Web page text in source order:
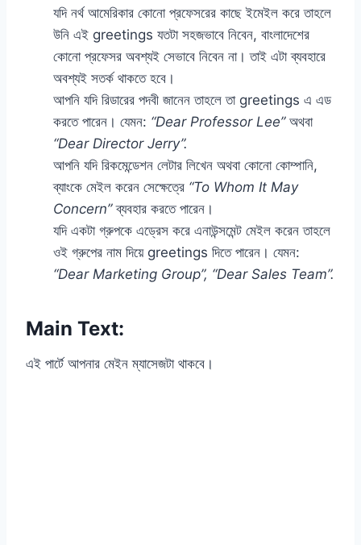
যদি নর্থ আমেরিকার কোনো প্রফেসরের কাছে ইমেইল করে তাহলে
উনি এই greetings যতটা সহজভাবে নিবেন, বাংলাদেশের
কোনো প্রফেসর অবশ্যই সেভাবে নিবেন না। তাই এটা ব্যবহারে
অবশ্যই সতর্ক থাকতে হবে।
আপনি যদি রিডারের পদবী জানেন তাহলে তা greetings এ এড
করতে পারেন। যেমন: “Dear Professor Lee”অথবা
“Dear Director Jerry”.
আপনি যদি রিকমেন্ডেশন লেটার লিখেন অথবা কোনো কোম্পানি,
ব্যাংকে মেইল করেন সেক্ষেত্রে “To Whom It May
Concern”ব্যবহার করতে পারেন।
যদি একটা গ্রুপকে এড্রেস করে এনাউন্সমেন্ট মেইল করেন তাহলে
ওই গ্রুপের নাম দিয়ে greetings দিতে পারেন। যেমন:
“Dear Marketing Group”, “Dear Sales Team”.
Main Text:
এই পার্টে আপনার মেইন ম্যাসেজটা থাকবে।